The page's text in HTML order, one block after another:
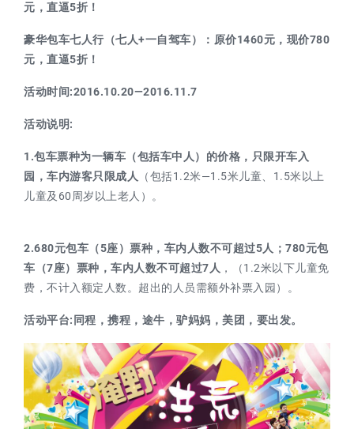
元，直逼5折！
豪华包车七人行（七人+一自驾车）：原价1460元，现价780
元，直逼5折！
活动时间:2016.10.20—2016.11.7
活动说明:
1.包车票种为一辆车（包括车中人）的价格， 只限开车入
园，车内游客只限成人 （包括1.2米—1.5米儿童、1.5米以上
儿童及60周岁以上老人）。
2.680元包车（5座）票种，车内人数不可超过5人；780元包
车（7座）票种，车内人数不可超过7人 ，（1.2米以下儿童免
费，不计入额定人数。超出的人员需额外补票入园）。
活动平台: 同程，携程，途牛，驴妈妈，美团，要出发。